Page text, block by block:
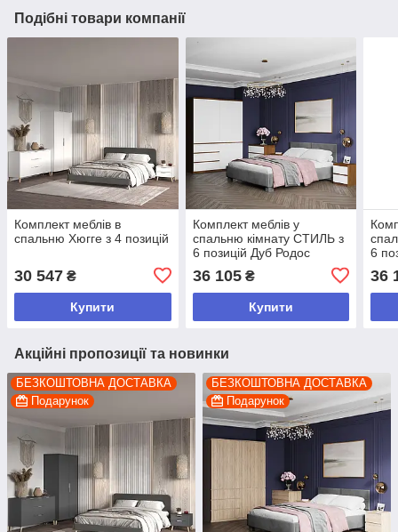
Подібні товари компанії
Комплект меблів в
спальню Хюгге з 4 позицій
30 547 ₴
Купити
Комплект меблів у
спальню кімнату СТИЛЬ з
6 позицій Дуб Родос
36 105₴
Купити
6
36
Акційні пропозиції та новинки
БЕЗКОШТОВНА ДОСТАВКА
Подарунок
БЕЗКОШТОВНА ДОСТАВКА
Подарунок